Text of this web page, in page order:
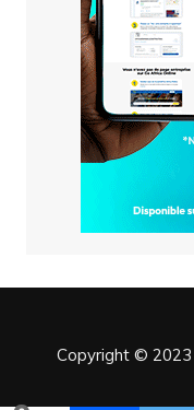
Copyright ©